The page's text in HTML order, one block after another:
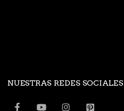
NUESTRAS REDES SOCIALES